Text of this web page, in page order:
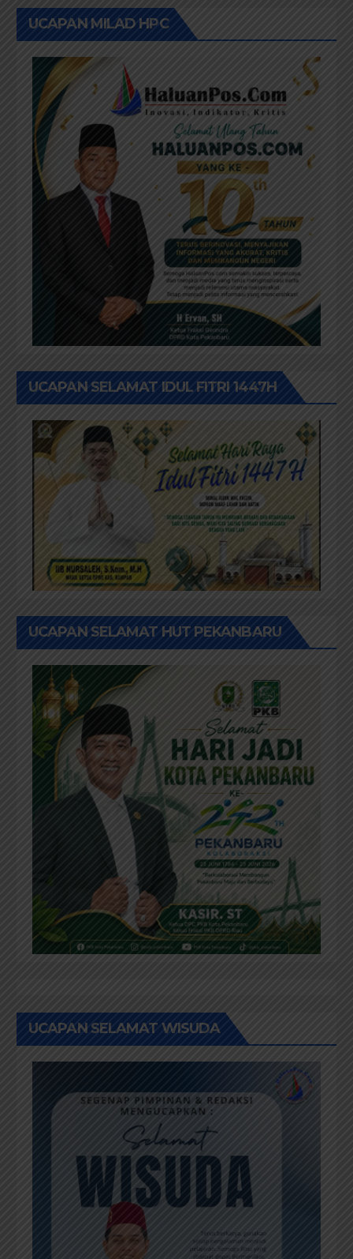
UCAPAN MILAD HPC
UCAPAN SELAMAT IDUL FITRI 1447H
UCAPAN SELAMAT HUT PEKANBARU
UCAPAN SELAMAT WISUDA